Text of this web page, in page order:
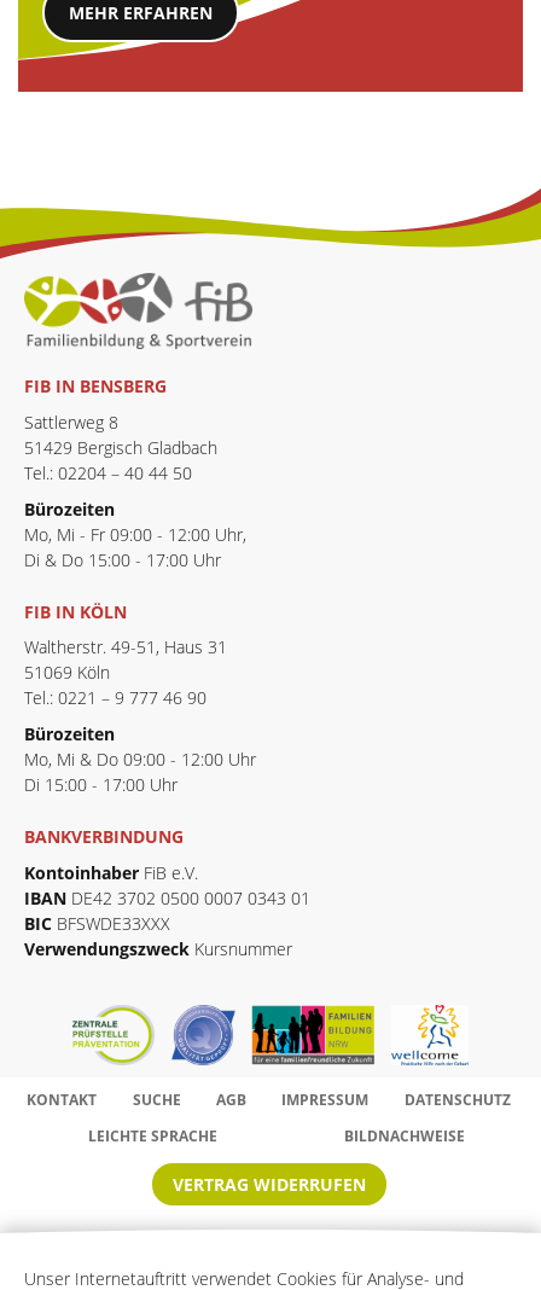
MEHR ERFAHREN
FIB IN BENSBERG
Sattlerweg 8
51429 Bergisch Gladbach
Tel.: 02204 – 40 44 50
Bürozeiten
Mo, Mi - Fr 09:00 - 12:00 Uhr,
Di & Do 15:00 - 17:00 Uhr
FIB IN KÖLN
Waltherstr. 49-51, Haus 31
51069 Köln
Tel.: 0221 – 9 777 46 90
Bürozeiten
Mo, Mi & Do 09:00 - 12:00 Uhr
Di 15:00 - 17:00 Uhr
BANKVERBINDUNG
Kontoinhaber FiB e.V.
IBAN DE42 3702 0500 0007 0343 01
BIC BFSWDE33XXX
Verwendungszweck Kursnummer
KONTAKT SUCHE AGB IMPRESSUM
DATENSCHUTZ
LEICHTE SPRACHE
BILDNACHWEISE
VERTRAG WIDERRUFEN
Erstellt für den FiB e.V. von derInternetagentur e-nitio mediasign
Unser Internetauftritt verwendet Cookies für Analyse- und